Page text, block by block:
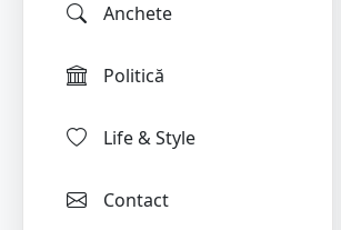
Anchete
Politică
Life & Style
Contact